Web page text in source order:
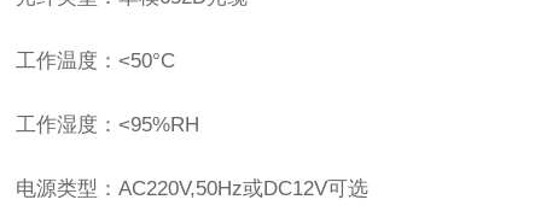
工作温度：<50°C
工作湿度：<95%RH
电源类型：AC220V,50Hz或DC12V可选